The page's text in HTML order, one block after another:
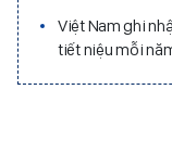
Việt Nam ghi
tiết niệu mỗi